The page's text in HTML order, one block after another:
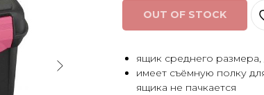
OUT OF STOCK
ящик среднего размера,
имеет съёмную полку
ящика не пачкается